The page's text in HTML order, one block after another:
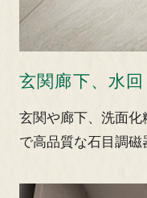
玄関廊下、水
玄関や廊下、洗面
で高品質な石目調磁